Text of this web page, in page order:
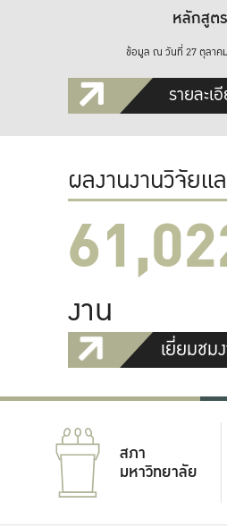
หลักสูตร
ข้อมูล ณ วันที่ 27 ตุลาค
รายละเ
ผลงานงานวิจัยแ
งาน
เยี่ยมชม
สภา
มหาวิทยาลัย